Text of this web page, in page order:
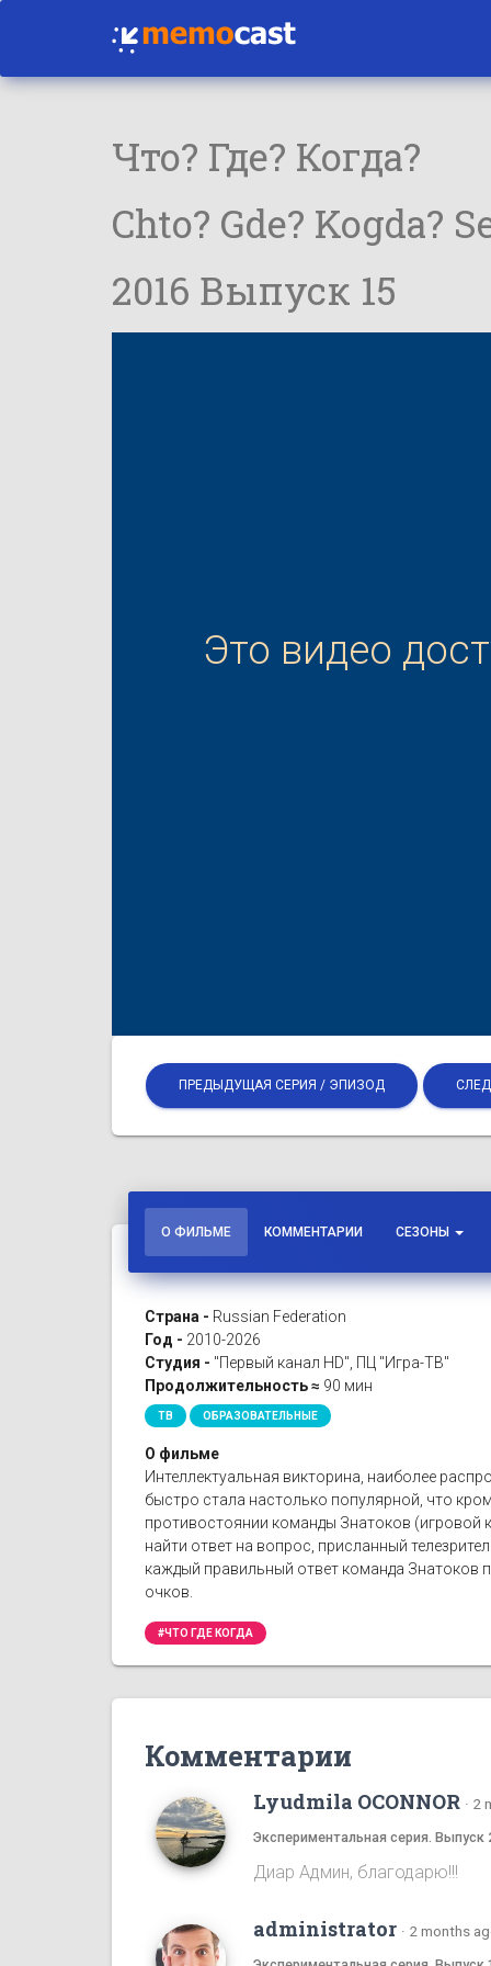
Что? Где? Когда?
Chto? Gde? Kogda?
2016 Выпуск 15
Это видео
ПРЕДЫДУЩАЯ СЕРИЯ / ЭПИЗОД
О ФИЛЬМЕ КОММЕНТАРИИ СЕЗОНЫ
Страна - Russian Federation
Год - 2010-2026
Студия - "Первый канал HD", ПЦ "Игра-ТВ"
Продолжительность ≈ 90 мин
ТВ ОБРАЗОВАТЕЛЬНЫЕ
О фильме
Интеллектуальная викторина, наиболее
быстро стала настолько популярной, что
противостоянии команды Знатоков (игровой
найти ответ на вопрос, присланный
каждый правильный ответ команда Знатоков
очков.
#ЧТО ГДЕ КОГДА
Комментарии
Lyudmila OCONNOR · 2
Экспериментальная серия. Выпуск
Диар Админ, благодарю!!!
administrator · 2 months